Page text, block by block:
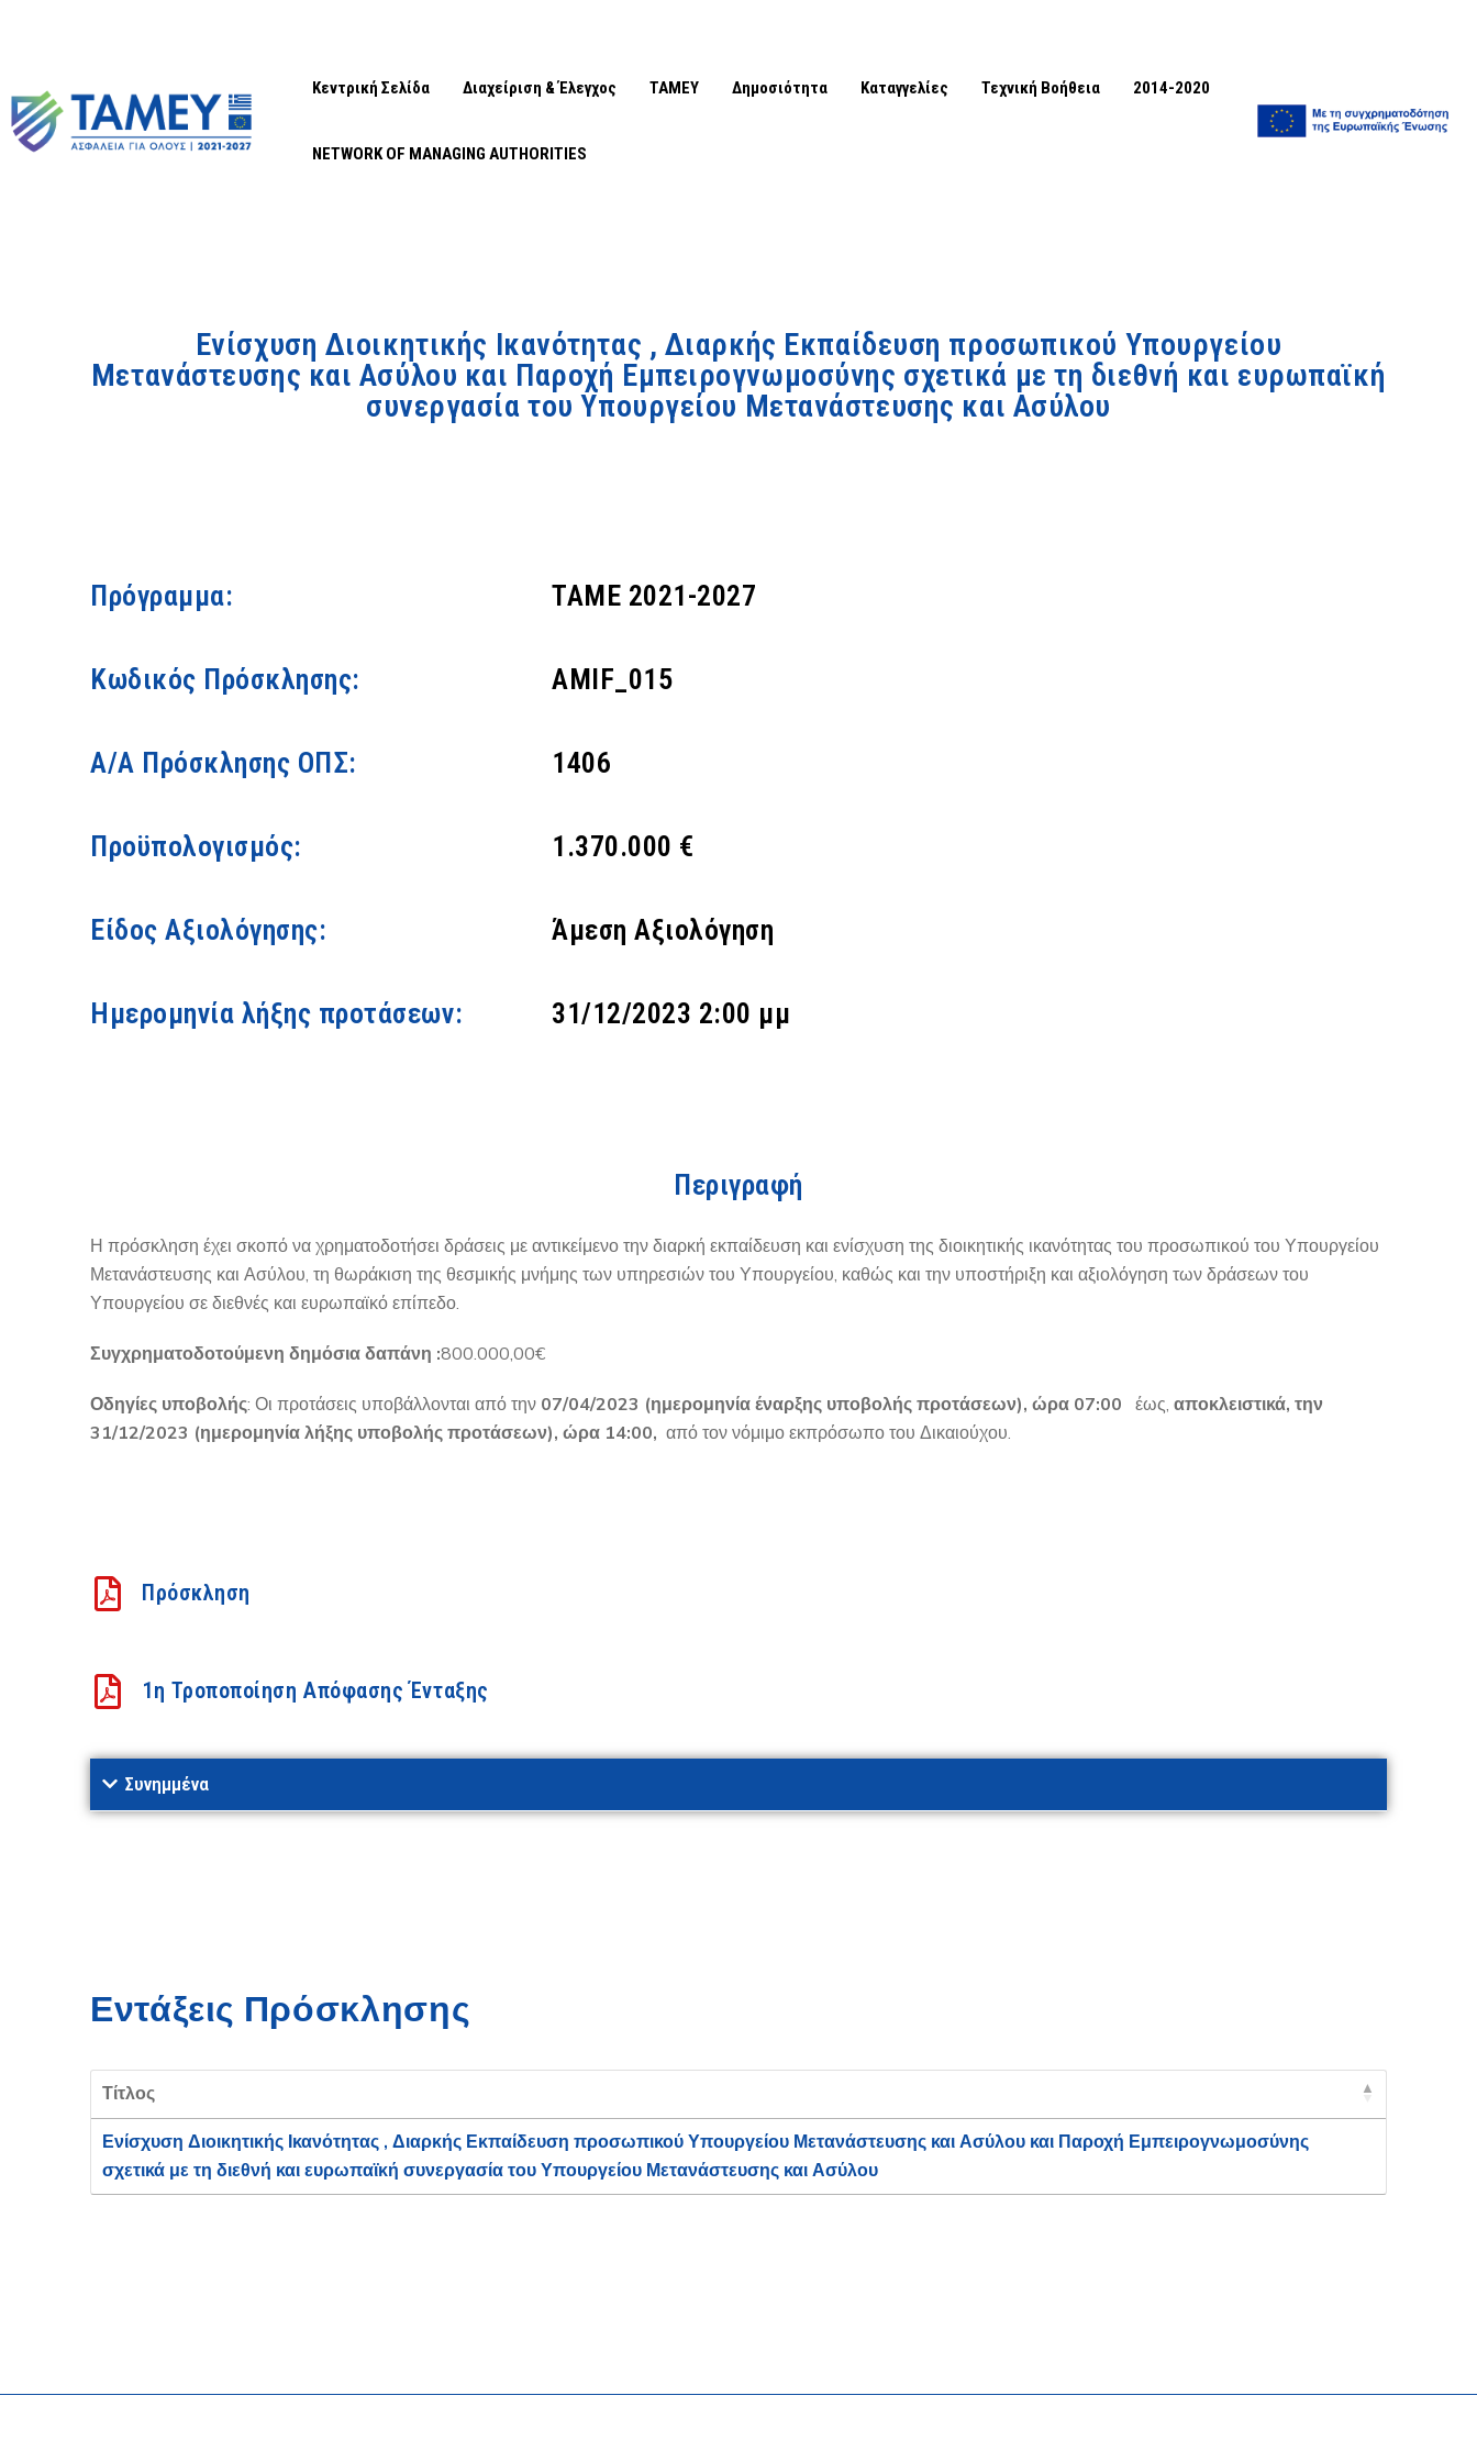
Κεντρική Σελίδα Διαχείριση & Έλεγχος ΤΑΜΕΥ Δημοσιότητα Καταγγελίες Τεχνική Βοήθεια 2014-2020
NETWORK OF MANAGING AUTHORITIES
Ενίσχυση Διοικητικής Ικανότητας , Διαρκής Εκπαίδευση προσωπικού Υπουργείου
Μετανάστευσης και Ασύλου και Παροχή Εμπειρογνωμοσύνης σχετικά με τη διεθνή και ευρωπαϊκή
συνεργασία του Υπουργείου Μετανάστευσης και Ασύλου
Πρόγραμμα: ΤΑΜΕ 2021-2027
Κωδικός Πρόσκλησης: AMIF_015
Α/Α Πρόσκλησης ΟΠΣ: 1406
Προϋπολογισμός: 1.370.000 €
Είδος Αξιολόγησης: Άμεση Αξιολόγηση
Ημερομηνία λήξης προτάσεων: 31/12/2023 2:00 μμ
Περιγραφή
Η πρόσκληση έχει σκοπό να χρηματοδοτήσει δράσεις με αντικείμενο την διαρκή εκπαίδευση και ενίσχυση της διοικητικής ικανότητας του προσωπικού του Υπουργείου
Μετανάστευσης και Ασύλου, τη θωράκιση της θεσμικής μνήμης των υπηρεσιών του Υπουργείου, καθώς και την υποστήριξη και αξιολόγηση των δράσεων του
Υπουργείου σε διεθνές και ευρωπαϊκό επίπεδο.
Συγχρηματοδοτούμενη δημόσια δαπάνη :800.000,00€
Οδηγίες υποβολής: Οι προτάσεις υποβάλλονται από την 07/04/2023 (ημερομηνία έναρξης υποβολής προτάσεων), ώρα 07:00 έως, αποκλειστικά, την
31/12/2023 (ημερομηνία λήξης υποβολής προτάσεων), ώρα 14:00, από τον νόμιμο εκπρόσωπο του Δικαιούχου.
Πρόσκληση
1η Τροποποίηση Απόφασης Ένταξης
Συνημμένα
Εντάξεις Πρόσκλησης
Τίτλος
Ενίσχυση Διοικητικής Ικανότητας , Διαρκής Εκπαίδευση προσωπικού Υπουργείου Μετανάστευσης και Ασύλου και Παροχή Εμπειρογνωμοσύνης
σχετικά με τη διεθνή και ευρωπαϊκή συνεργασία του Υπουργείου Μετανάστευσης και Ασύλου